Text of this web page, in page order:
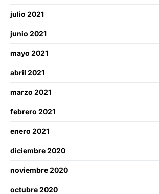
julio 2021
junio 2021
mayo 2021
abril 2021
marzo 2021
febrero 2021
enero 2021
diciembre 2020
noviembre 2020
octubre 2020